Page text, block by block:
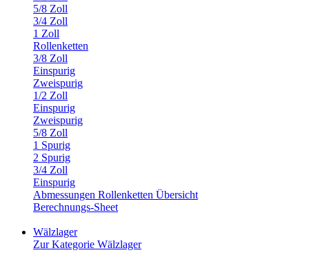
5/8 Zoll
3/4 Zoll
1 Zoll
Rollenketten
3/8 Zoll
Einspurig
Zweispurig
1/2 Zoll
Einspurig
Zweispurig
5/8 Zoll
1 Spurig
2 Spurig
3/4 Zoll
Einspurig
Abmessungen Rollenketten Übersicht
Berechnungs-Sheet
Wälzlager
Zur Kategorie Wälzlager